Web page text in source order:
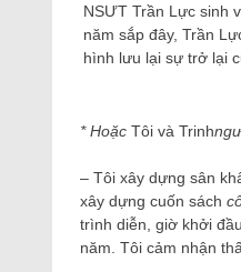
NSƯT Trần Lực sinh
năm sắp đây, Trần
hình lưu lại sự trở lại
* Hoặc Tôi và Trinh
– Tôi xây dựng sân
xây dựng cuốn sách
trình diễn, giờ khởi
năm. Tôi cảm nhận